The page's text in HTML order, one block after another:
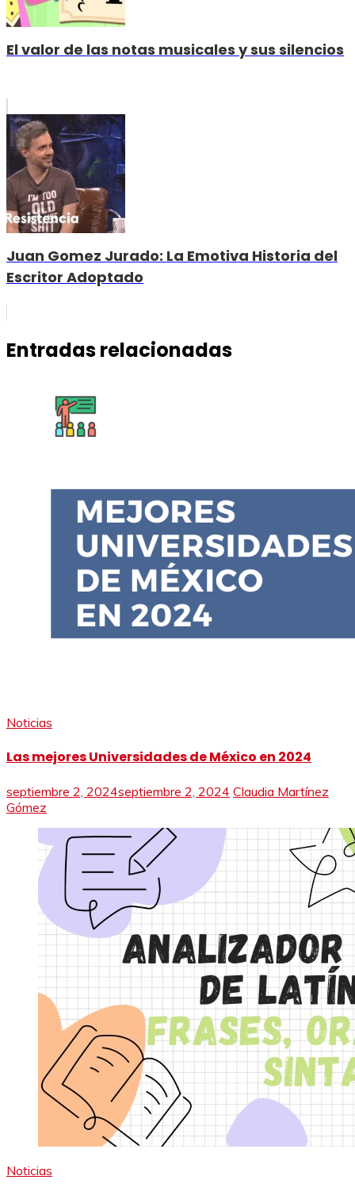
El valor de las notas musicales y sus silencios
Juan Gomez Jurado: La Emotiva Historia del
Escritor Adoptado
Entradas relacionadas
Noticias
Las mejores Universidades de México en 2024
septiembre 2, 2024septiembre 2, 2024 Claudia Martínez
Gómez
Noticias